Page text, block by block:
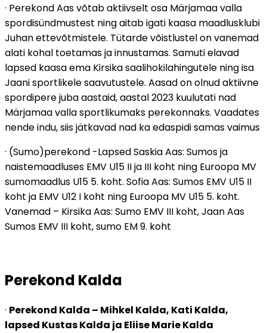
· Perekond Aas võtab aktiivselt osa Märjamaa valla
spordisündmustest ning aitab igati kaasa maadlusklubi
Juhan ettevõtmistele. Tütarde võistlustel on vanemad
alati kohal toetamas ja innustamas. Samuti elavad
lapsed kaasa ema Kirsika saalihokilahingutele ning isa
Jaani sportlikele saavutustele. Aasad on olnud aktiivne
spordipere juba aastaid, aastal 2023 kuulutati nad
Märjamaa valla sportlikumaks perekonnaks. Vaadates
nende indu, siis jätkavad nad ka edaspidi samas vaimus
· (Sumo)perekond -Lapsed Saskia Aas: Sumos ja
naistemaadluses EMV U15 II ja III koht ning Euroopa MV
sumomaadlus U15 5. koht. Sofia Aas: Sumos EMV U15 II
koht ja EMV U12 I koht ning Euroopa MV U15 5. koht.
Vanemad – Kirsika Aas: Sumo EMV III koht, Jaan Aas
Sumos EMV III koht, sumo EM 9. koht
Perekond Kalda
· Perekond Kalda – Mihkel Kalda, Kati Kalda,
lapsed Kustas Kalda ja Eliise Marie Kalda